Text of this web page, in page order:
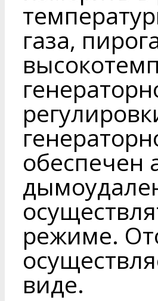
газа,
обеспечен
режиме.
виде.